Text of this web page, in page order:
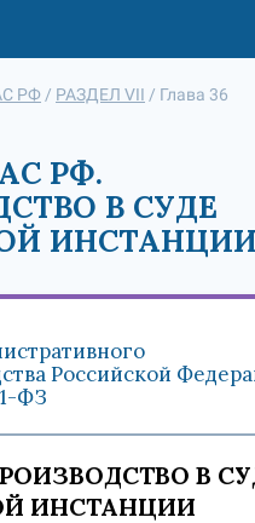
РФ / РАЗДЕЛ VII / Глава 36
РФ.
В СУДЕ
ИНСТАНЦИИ
Российской
ФЗ
В
ИНСТАНЦИИ